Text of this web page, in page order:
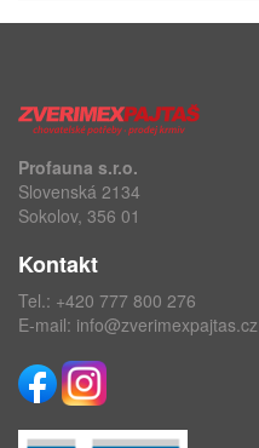
Profauna s.r.o.
Slovenská 2134
Sokolov, 356 01
Kontakt
Tel.: +420 777 800 276
E-mail: info@zverimexpajtas.cz